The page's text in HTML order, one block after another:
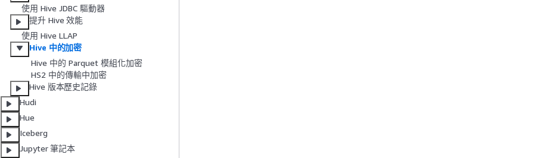
使用 Hive JDBC 驅動器
提升 Hive 效能
使用 Hive LLAP
Hive 中的加密
Hive 中的 Parquet 模組化加密
HS2 中的傳輸中加密
Hive 版本歷史記錄
Hudi
Hue
Iceberg
Jupyter 筆記本